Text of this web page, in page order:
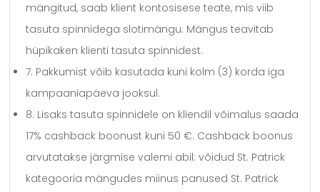
mängitud, saab klient kontosisese teate, mis viib
tasuta spinnidega slotimängu. Mängus teavitab
hüpikaken klienti tasuta spinnidest.
7. Pakkumist võib kasutada kuni kolm (3) korda iga
kampaaniapäeva jooksul.
8. Lisaks tasuta spinnidele on kliendil võimalus saada
17% cashback boonust kuni 50 €. Cashback boonus
arvutatakse järgmise valemi abil: võidud St. Patrick
kategooria mängudes miinus panused St. Patrick